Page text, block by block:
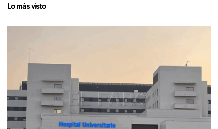
Lo más visto